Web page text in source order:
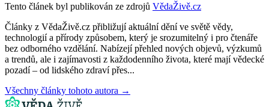
Tento článek byl publikován ze zdrojů VědaŽivě.cz
Články z VědaŽivě.cz přibližují aktuální dění ve světě vědy,
technologií a přírody způsobem, který je srozumitelný i pro čtenáře
bez odborného vzdělání. Nabízejí přehled nových objevů, výzkumů
a trendů, ale i zajímavosti z každodenního života, které mají vědecké
pozadí – od lidského zdraví přes...
Všechny články tohoto autora →